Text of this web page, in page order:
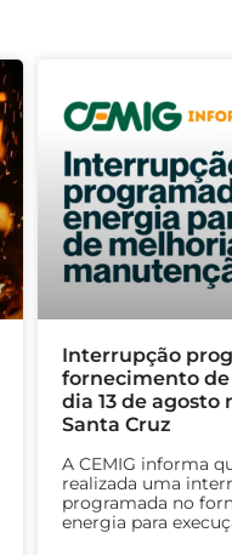
Interrupção
fornecimento
dia 13 de agosto
Santa Cruz
A CEMIG informa
realizada uma
programada no
energia para